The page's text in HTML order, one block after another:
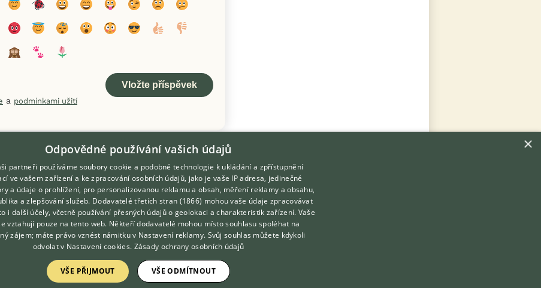
a podmínkami užití
DOMOVSKÁ STRÁNKA
INZERCE
DISKUSE
O nás
Kontakt
Možnosti zvýraznění inzerátů
Zpracování osobních údajů
×
Odpovědné používání vašich údajů
partneři používáme soubory cookie a podobné technologie k ukládání a zpřístupnění
ve vašem zařízení a ke zpracování osobních údajů, jako je vaše IP adresa, jedinečné
a údaje o prohlížení, pro personalizovanou reklamu a obsah, měření reklamy a obsahu,
a zlepšování služeb. Dodavatelé třetích stran (1866) mohou vaše údaje zpracovávat
i další účely, včetně používání přesných údajů o geolokaci a charakteristik zařízení. Vaše
vztahují pouze na tento web. Někteří dodavatelé mohou místo souhlasu spoléhat na
zájem; máte právo vznést námitku v Nastavení reklamy. Svůj souhlas můžete kdykoli
odvolat v Nastavení cookies. Zásady ochrany osobních údajů
VŠE PŘIJMOUT VŠE ODMÍTNOUT